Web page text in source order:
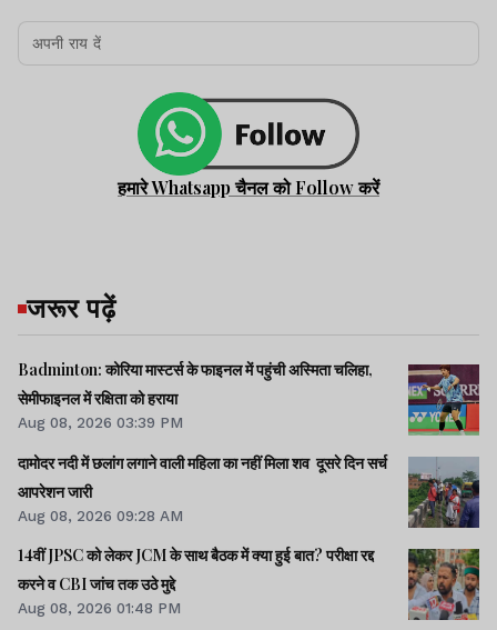
हमारे Whatsapp चैनल को Follow करें
जरूर पढ़ें
Badminton: कोरिया मास्टर्स के फाइनल में पहुंची अस्मिता चलिहा,
सेमीफाइनल में रक्षिता को हराया
Aug 08, 2026 03:39 PM
दामोदर नदी में छलांग लगाने वाली महिला का नहीं मिला शव दूसरे दिन सर्च
आपरेशन जारी
Aug 08, 2026 09:28 AM
14वीं JPSC को लेकर JCM के साथ बैठक में क्या हुई बात? परीक्षा रद्द
करने व CBI जांच तक उठे मुद्दे
Aug 08, 2026 01:48 PM